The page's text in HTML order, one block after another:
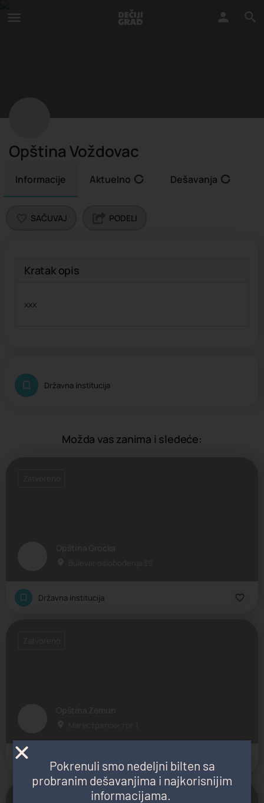
Opština Voždovac
Informacije Aktuelno Dešavanja
SAČUVAJ PODELI
Kratak opis
xxx
Državna institucija
Možda vas zanima i sledeće:
Državna institucija
Državna institucija
Pokrenuli smo nedeljni bilten sa
probranim dešavanjima i najkorisnijim
informacijama.